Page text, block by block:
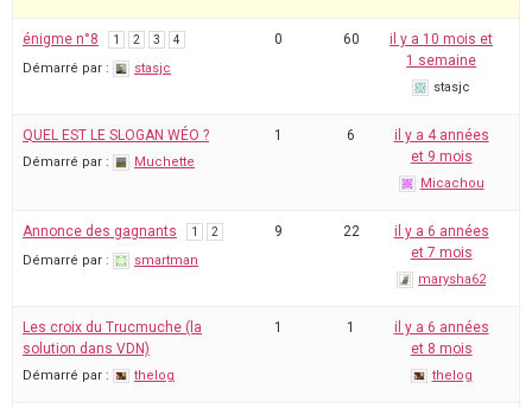
énigme n°8 1 2 3 4
Démarré par : stasjc
0 60
il y a 10 mois et
1 semaine
stasjc
QUEL EST LE SLOGAN WÉO ?
Démarré par : Muchette
1 6
il y a 4 années
et 9 mois
Micachou
Annonce des gagnants 1 2
Démarré par : smartman
9 22
il y a 6 années
et 7 mois
marysha62
Les croix du Trucmuche (la
solution dans VDN)
Démarré par : thelog
1 1
il y a 6 années
et 8 mois
thelog